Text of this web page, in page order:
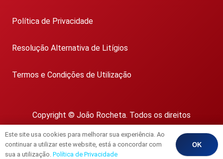
Política de Privacidade
Resolução Alternativa de Litígios
Termos e Condições de Utilização
Copyright © João Rocheta. Todos os direitos
reservados.
AMI 1718
Este site usa cookies para melhorar sua experiência. Ao
continuar a utilizar este website, está a concordar com
sua a utilização. Política de Privacidade
OK